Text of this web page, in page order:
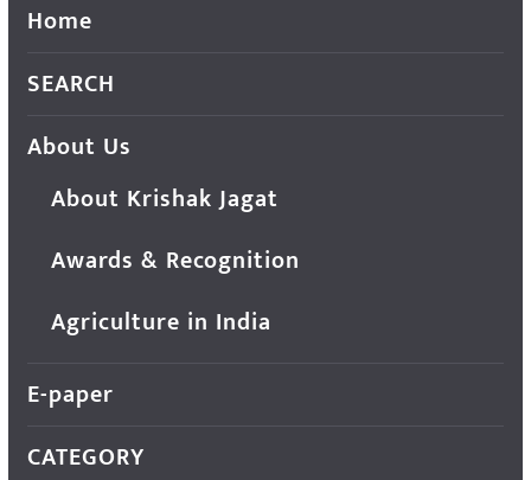
Home
SEARCH
About Us
About Krishak Jagat
Awards & Recognition
Agriculture in India
E-paper
CATEGORY